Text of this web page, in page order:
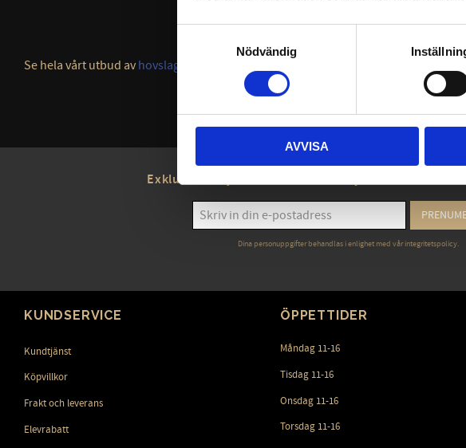
Nödvändig
AVVISA
Se hela vårt utbud av hovslagarförkläden
Exklusiva erbjudanden - Senaste nyheterna -
Dina personuppgifter behandlas i enlighet med vårintegritetspolicy.
KUNDSERVICE
Kundtjänst
Köpvillkor
Frakt och leverans
Elevrabatt
ÖPPETTIDER
Måndag 11-16
Tisdag 11-16
Onsdag 11-16
Torsdag 11-16